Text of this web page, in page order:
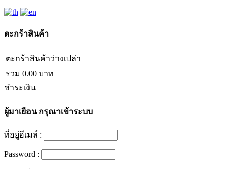
ตะกร้าสินค้า
ตะกร้าสินค้าว่างเปล่า
รวม 0.00 บาท
ชำระเงิน
ผู้มาเยือนกรุณาเข้าระบบ
ที่อยู่อีเมล์ :
Password :